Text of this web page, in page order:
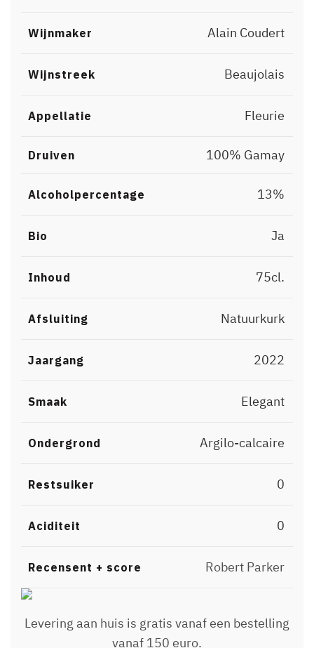
Wijnmaker Alain Coudert
Wijnstreek Beaujolais
Appellatie Fleurie
Druiven 100% Gamay
Alcoholpercentage 13%
Bio Ja
Inhoud 75cl.
Afsluiting Natuurkurk
Jaargang 2022
Smaak Elegant
Ondergrond Argilo-calcaire
Restsuiker 0
Aciditeit 0
Recensent + score Robert Parker
Levering aan huis is gratis vanaf een bestelling
vanaf 150 euro.